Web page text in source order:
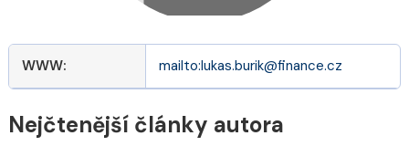
WWW: mailto:lukas.burik@finance.cz
Nejčtenější články autora